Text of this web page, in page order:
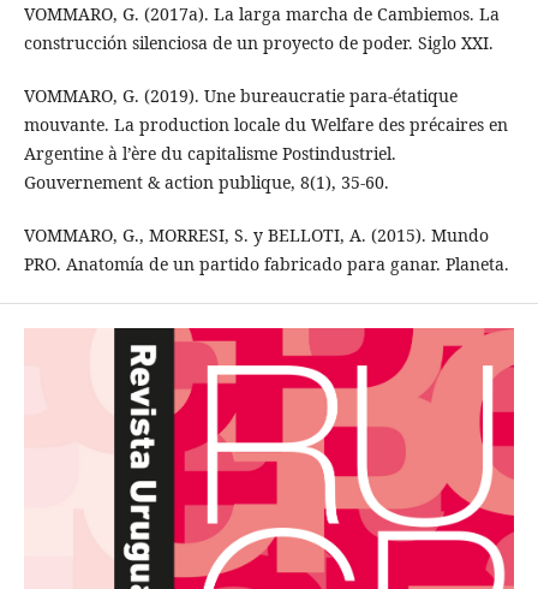
VOMMARO, G. (2017a). La larga marcha de Cambiemos. La
construcción silenciosa de un proyecto de poder. Siglo XXI.
VOMMARO, G. (2019). Une bureaucratie para-étatique
mouvante. La production locale du Welfare des précaires en
Argentine à l’ère du capitalisme Postindustriel.
Gouvernement & action publique, 8(1), 35-60.
VOMMARO, G., MORRESI, S. y BELLOTI, A. (2015). Mundo
PRO. Anatomía de un partido fabricado para ganar. Planeta.